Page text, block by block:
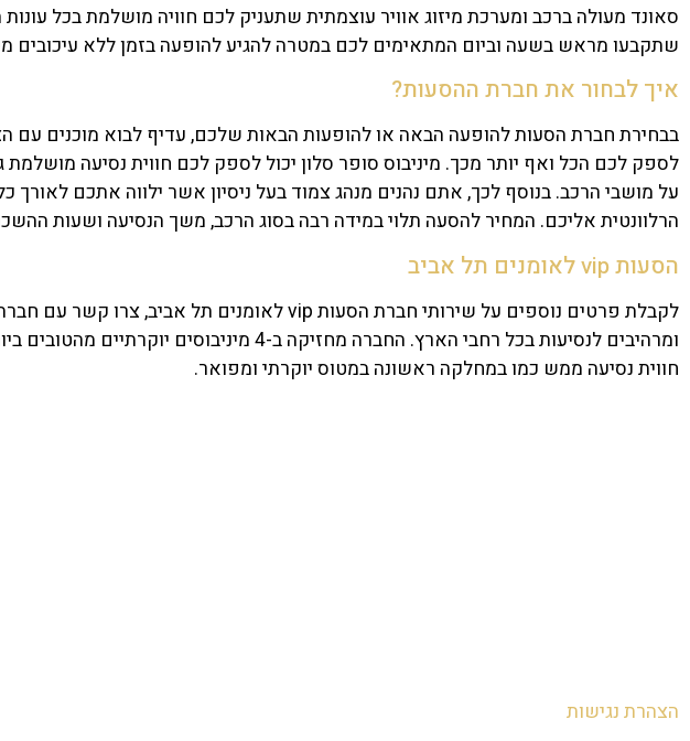
סאונד מעולה ברכב ומערכת מיזוג אוויר עוצמתית שתעניק לכם חוויה מושלמת בכל
שתקבעו מראש בשעה וביום המתאימים לכם במטרה להגיע להופעה בזמן ללא עיכובים
איך לבחור את חברת ההסעות?
בבחירת חברת הסעות להופעה הבאה או להופעות הבאות שלכם, עדיף לבוא מוכנים עם
לספק לכם הכל ואף יותר מכך. מיניבוס סופר סלון יכול לספק לכם חווית נסיעה
על מושבי הרכב. בנוסף לכך, אתם נהנים מנהג צמוד בעל ניסיון אשר ילווה אתכם
הרלוונטית אליכם. המחיר להסעה תלוי במידה רבה בסוג הרכב, משך הנסיעה ושעות
הסעותvipלאומנים תל אביב
לקבלת פרטים נוספים על שירותי חברת הסעות vipלאומנים תל אביב, צרו קשר עם
ומרהיבים לנסיעות בכל רחבי הארץ. החברה מחזיקה
חווית נסיעה ממש כמו במחלקה ראשונה במטוס יוקרתי ומפואר.
הצהרת נגישות